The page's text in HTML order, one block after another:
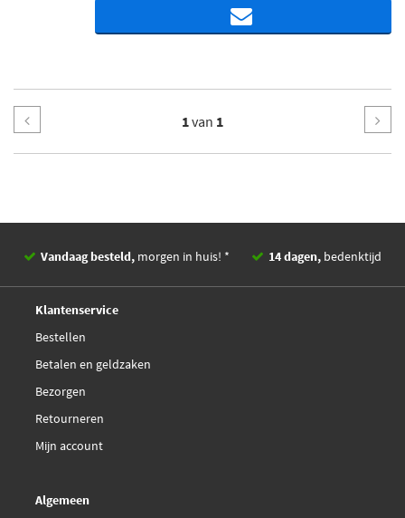
1van 1
Vandaag besteld, morgen in huis! * 14 dagen, bedenktijd
Klantenservice
Bestellen
Betalen en geldzaken
Bezorgen
Retourneren
Mijn account
Algemeen